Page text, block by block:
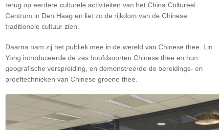
terug op eerdere culturele activiteiten van het China Cultureel
Centrum in Den Haag en liet zo de rijkdom van de Chinese
traditionele cultuur zien.
Daarna nam zij het publiek mee in de wereld van Chinese thee. Lin
Yong introduceerde de zes hoofdsoorten Chinese thee en hun
geografische verspreiding, en demonstreerde de bereidings- en
proeftechnieken van Chinese groene thee.